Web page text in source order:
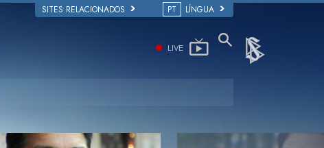
SITES RELACIONADOS PT LÍNGUA
LIVE